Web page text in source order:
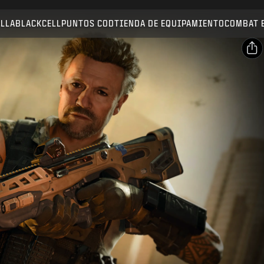
BLACKCELL PUNTOS CODTIENDA DE EQUIPAMIENTO COMBAT
ENVIAR
CONFIRMAR COMPRA
CANCELAR
Activision puede actualizar, sustituir o eliminar este
contenido del juego en cualquier momento.
Copiar enlace